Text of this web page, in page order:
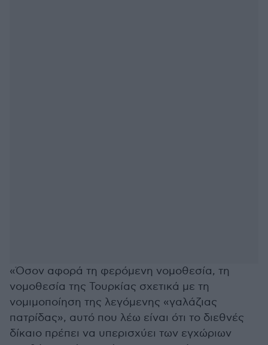
«Όσον αφορά τη φερόμενη νομοθεσία, τη
νομοθεσία της Τουρκίας σχετικά με τη
νομιμοποίηση της λεγόμενης «γαλάζιας
πατρίδας», αυτό που λέω είναι ότι το διεθνές
δίκαιο πρέπει να υπερισχύει των εγχώριων